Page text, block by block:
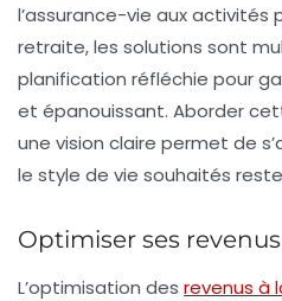
l’assurance-vie aux activités
retraite, les solutions sont
planification réfléchie pour
et épanouissant. Aborder
une vision claire permet de
le style de vie souhaités
Optimiser ses
L’optimisation des revenus à